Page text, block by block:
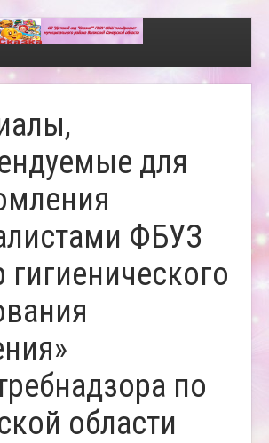
для
ФБУЗ
гигиенического
по
области